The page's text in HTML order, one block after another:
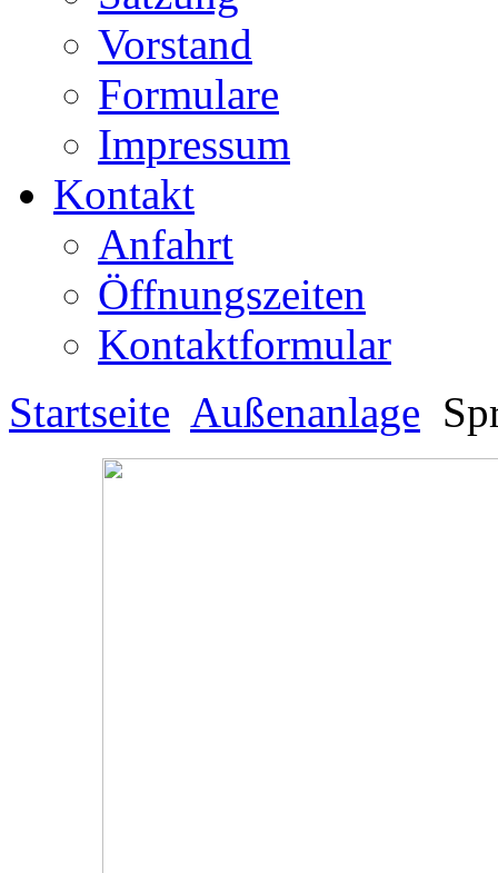
Vorstand
Formulare
Impressum
Kontakt
Anfahrt
Öffnungszeiten
Kontaktformular
Startseite Außenanlage